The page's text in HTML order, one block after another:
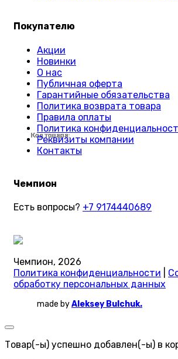
Код товара:
Код товара:
Код товара:
Код товара:
Код товара:
Код товара:
Код товара:
Код товара:
Код товара:
Код товара:
Код товара:
Код товара:
Код товара:
Код товара:
Код товара:
Код товара:
Код товара:
Код товара:
Код товара:
Код товара:
Код товара:
Код товара:
Код товара:
Код товара:
Покупателю
Акции
Новинки
О нас
Публичная оферта
Гарантийные обязательства
Политика возврата товара
Правила оплаты
Политика
Реквизиты компании
Контакты
Чемпион
Есть вопросы? +7 9174440689
Чемпион, 2026
Политика конфиденциальности
обработку персональных данных
made byAleksey Bulchuk.
Товар(-ы) успешно добавлен(-ы) в